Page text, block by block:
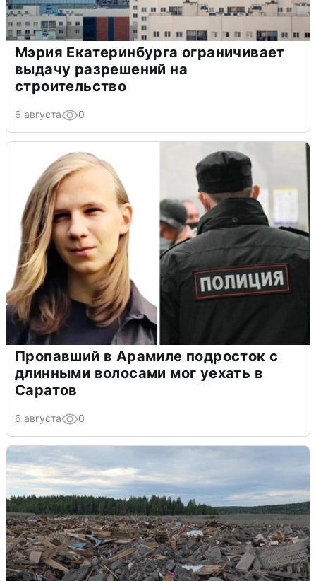
Мэрия Екатеринбурга ограничивает
выдачу разрешений на
строительство
6 августа 0
Пропавший в Арамиле подросток с
длинными волосами мог уехать в
Саратов
6 августа 0